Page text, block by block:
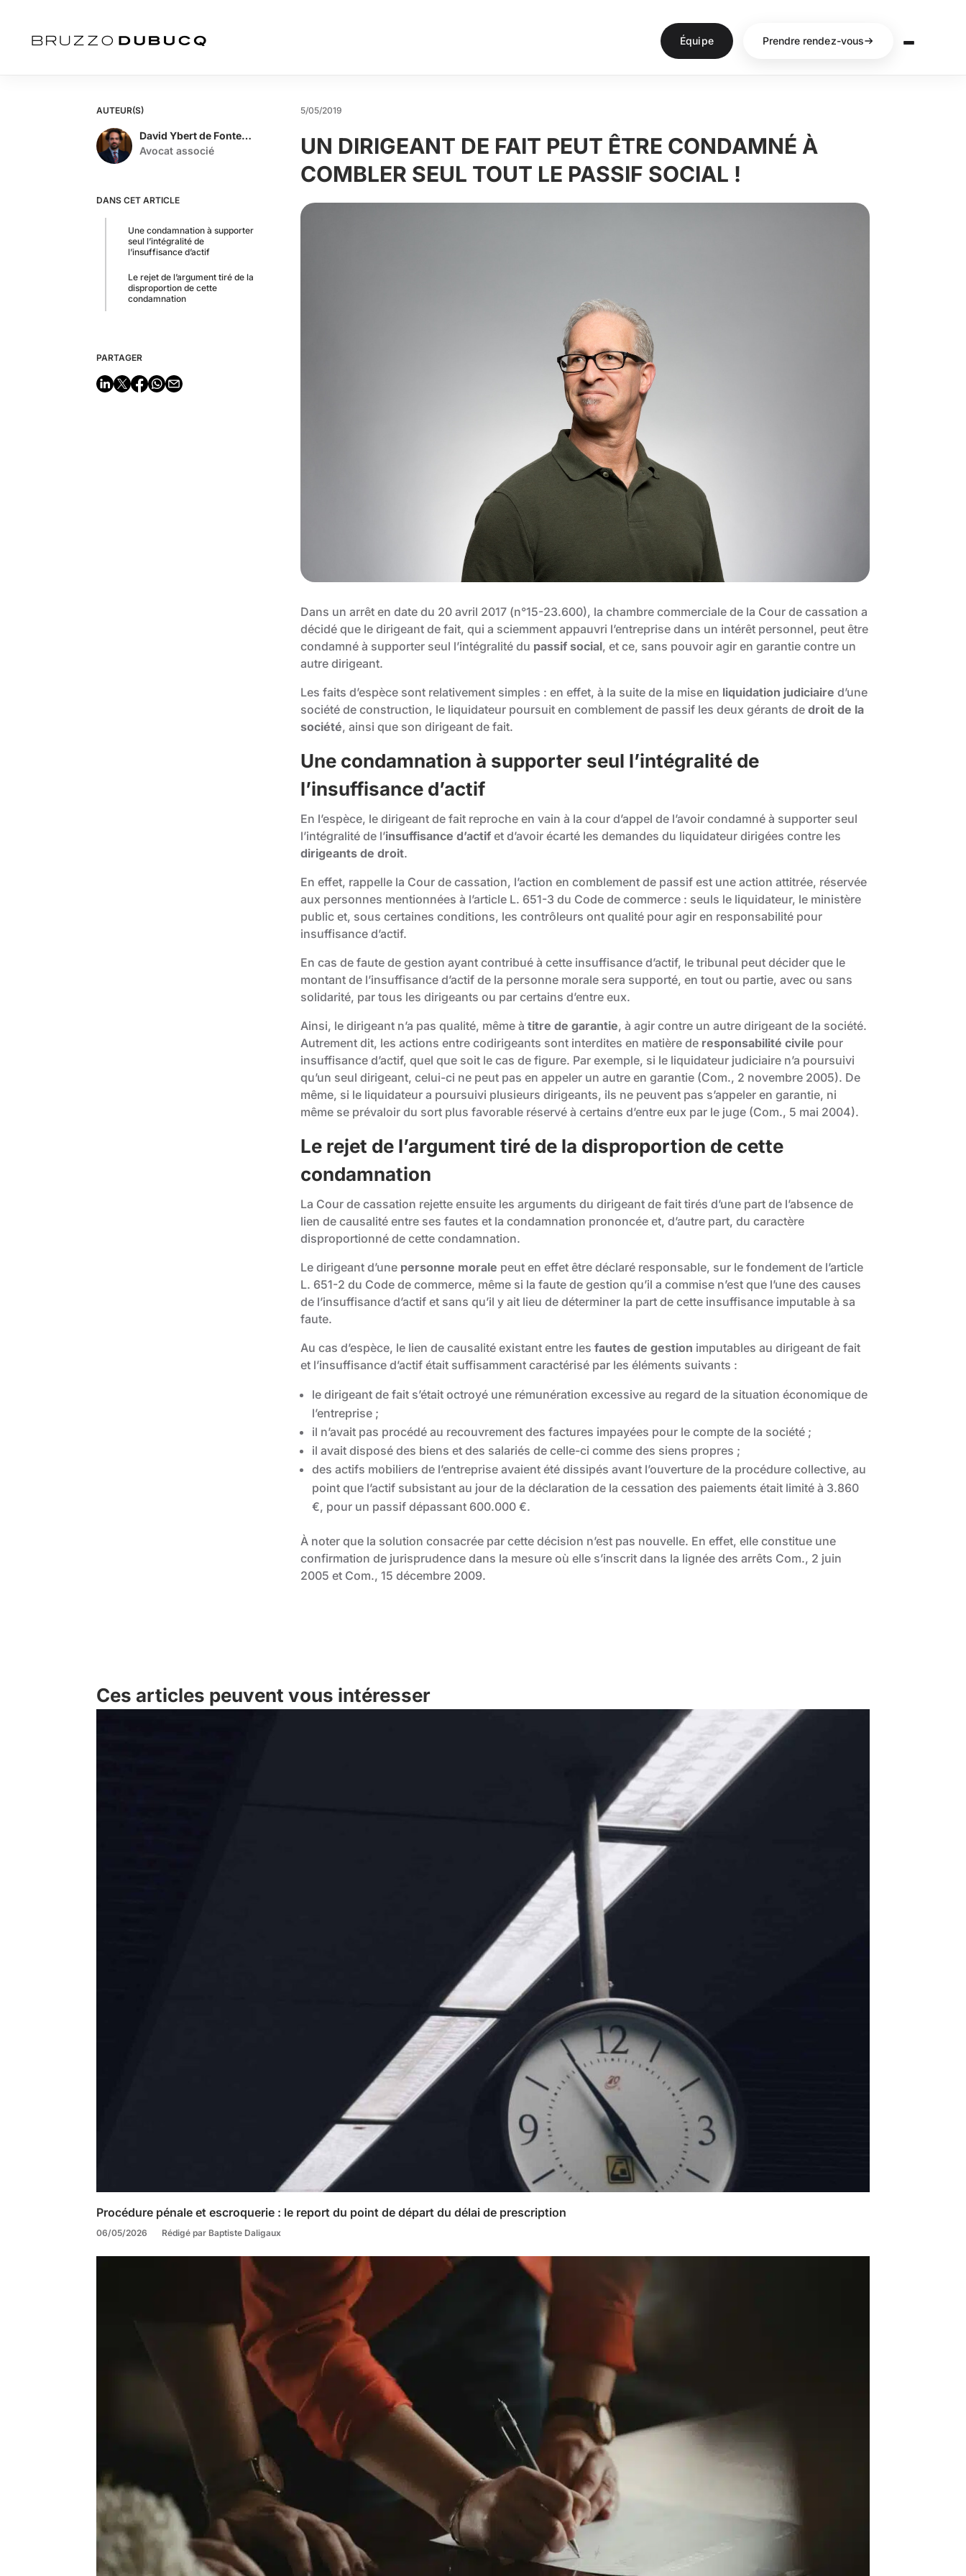
Équipe Prendre rendez-vous
AUTEUR(S)
David Ybert de Fontenelle
Avocat associé
DANS CET ARTICLE
Une condamnation à supporter
seul l’intégralité de
l’insuffisance d’actif
Le rejet de l’argument tiré de la
disproportion de cette
condamnation
PARTAGER
5/05/2019
UN DIRIGEANT DE FAIT PEUT ÊTRE CONDAMNÉ À
COMBLER SEUL TOUT LE PASSIF SOCIAL !
Dans un arrêt en date du 20 avril 2017 (n°15-23.600), la chambre commerciale de la Cour de cassation a
décidé que le dirigeant de fait, qui a sciemment appauvri l’entreprise dans un intérêt personnel, peut être
condamné à supporter seul l’intégralité du passif social, et ce, sans pouvoir agir en garantie contre un
autre dirigeant.
Les faits d’espèce sont relativement simples : en effet, à la suite de la mise en liquidation judiciaire d’une
société de construction, le liquidateur poursuit en comblement de passif les deux gérants de droit de la
société, ainsi que son dirigeant de fait.
Une condamnation à supporter seul l’intégralité de
l’insuffisance d’actif
En l’espèce, le dirigeant de fait reproche en vain à la cour d’appel de l’avoir condamné à supporter seul
l’intégralité de l’insuffisance d’actifet d’avoir écarté les demandes du liquidateur dirigées contre les
dirigeants de droit.
En effet, rappelle la Cour de cassation, l’action en comblement de passif est une action attitrée, réservée
aux personnes mentionnées à l’article L. 651-3 du Code de commerce : seuls le liquidateur, le ministère
public et, sous certaines conditions, les contrôleurs ont qualité pour agir en responsabilité pour
insuffisance d’actif.
En cas de faute de gestion ayant contribué à cette insuffisance d’actif, le tribunal peut décider que le
montant de l’insuffisance d’actif de la personne morale sera supporté, en tout ou partie, avec ou sans
solidarité, par tous les dirigeants ou par certains d’entre eux.
Ainsi, le dirigeant n’a pas qualité, même à titre de garantie, à agir contre un autre dirigeant de la société.
Autrement dit, les actions entre codirigeants sont interdites en matière de responsabilité civile pour
insuffisance d’actif, quel que soit le cas de figure. Par exemple, si le liquidateur judiciaire n’a poursuivi
qu’un seul dirigeant, celui-ci ne peut pas en appeler un autre en garantie (Com., 2 novembre 2005). De
même, si le liquidateur a poursuivi plusieurs dirigeants, ils ne peuvent pas s’appeler en garantie, ni
même se prévaloir du sort plus favorable réservé à certains d’entre eux par le juge (Com., 5 mai 2004).
Le rejet de l’argument tiré de la disproportion de cette
condamnation
La Cour de cassation rejette ensuite les arguments du dirigeant de fait tirés d’une part de l’absence de
lien de causalité entre ses fautes et la condamnation prononcée et, d’autre part, du caractère
disproportionné de cette condamnation.
Le dirigeant d’une personne morale peut en effet être déclaré responsable, sur le fondement de l’article
L. 651-2 du Code de commerce, même si la faute de gestion qu’il a commise n’est que l’une des causes
de l’insuffisance d’actif et sans qu’il y ait lieu de déterminer la part de cette insuffisance imputable à sa
faute.
Au cas d’espèce, le lien de causalité existant entre les fautes de gestion imputables au dirigeant de fait
et l’insuffisance d’actif était suffisamment caractérisé par les éléments suivants :
le dirigeant de fait s’était octroyé une rémunération excessive au regard de la situation économique de
l’entreprise ;
il n’avait pas procédé au recouvrement des factures impayées pour le compte de la société ;
il avait disposé des biens et des salariés de celle-ci comme des siens propres ;
des actifs mobiliers de l’entreprise avaient été dissipés avant l’ouverture de la procédure collective, au
point que l’actif subsistant au jour de la déclaration de la cessation des paiements était limité à 3.860
€, pour un passif dépassant 600.000 €.
À noter que la solution consacrée par cette décision n’est pas nouvelle. En effet, elle constitue une
confirmation de jurisprudence dans la mesure où elle s’inscrit dans la lignée des arrêts Com., 2 juin
2005 et Com., 15 décembre 2009.
Ces articles peuvent vous intéresser
Procédure pénale et escroquerie : le report du point de départ du délai de prescription
06/05/2026 Rédigé par Baptiste Daligaux